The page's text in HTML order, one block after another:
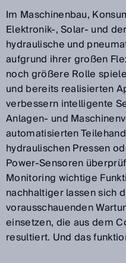
Im Maschinenbau,
Elektronik-, Solar- und
hydraulische und
aufgrund ihrer großen
noch größere Rolle
und bereits realisierten
verbessern intelligente
Anlagen- und
automatisierten
hydraulischen Pressen
Power-Sensoren
Monitoring wichtige
nachhaltiger lassen sich
vorausschauenden
einsetzen, die aus dem
resultiert. Und das